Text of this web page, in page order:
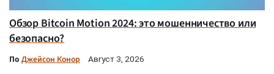
Обзор Bitcoin Motion 2024: это мошенничество или
безопасно?
По Джейсон Конор Август 3, 2026